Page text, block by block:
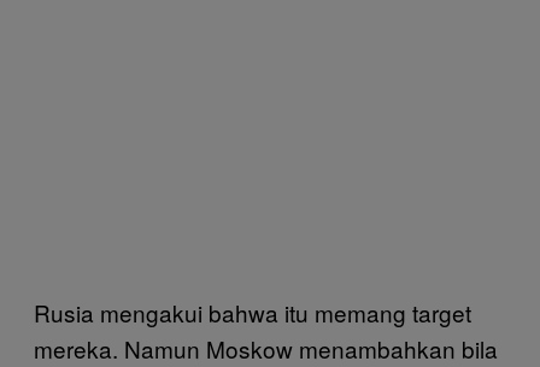
Rusia mengakui bahwa itu memang target
mereka. Namun Moskow menambahkan bila